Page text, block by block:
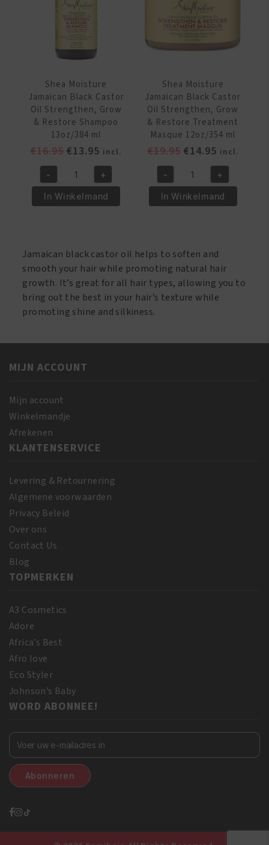
Restore
13oz/384
aantal
Restore
Treatment
gr
aantal
Shea Moisture
Jamaican Black Castor
Oil Strengthen, Grow
& Restore Shampoo
13oz/384 ml
€16.95 Oorspronkelijke
was:
€16.95.
€13.95 Huidige
prijs
is:
€13.95.
incl.
Shea
Moisture
Jamaican
Oil
Strengthen,
Grow
&
Restore
aantal
- +
In Winkelmand
Shea Moisture
Jamaican Black Castor
Oil Strengthen, Grow
& Restore Treatment
Masque 12oz/354 ml
€19.95 Oorspronkelijke
was:
€19.95.
€14.95Huidige
prijs
is:
€14.95.
incl.
Shea
Moisture
Jamaican
Oil
Strengthen,
Grow
&
- +
In Winkelmand
Jamaican black castor oil helps to soften and
smooth your hair while promoting natural hair
growth. It’s great for all hair types, allowing you to
bring out the best in your hair’s texture while
promoting shine and silkiness.
MIJN ACCOUNT
Mijn account
Winkelmandje
Afrekenen
KLANTENSERVICE
Levering & Retournering
Algemene voorwaarden
Privacy Beleid
Over ons
Contact Us
Blog
TOPMERKEN
A3 Cosmetics
Adore
Africa’s Best
Afro love
Eco Styler
Johnson’s Baby
WORD ABONNEE!